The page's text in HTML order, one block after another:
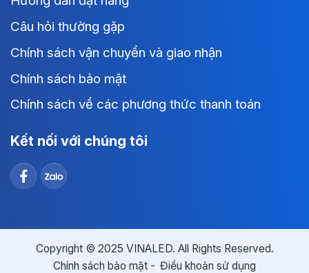
Câu hỏi thường gặp
Chính sách vận chuyển và giao nhận
Chính sách bảo mật
Chính sách về các phương thức thanh toán
Kết nối với chúng tôi
Copyright © 2025 VINALED. All Rights Reserved.
Chính sách bảo mật
Điều khoản sử dụng